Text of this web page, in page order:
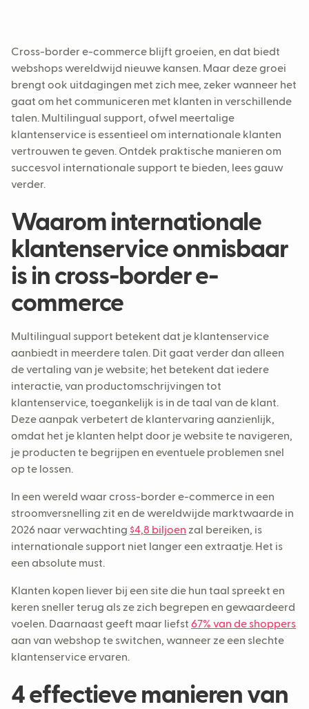
Cross-border e-commerce blijft groeien, en dat biedt
webshops wereldwijd nieuwe kansen. Maar deze groei
brengt ook uitdagingen met zich mee, zeker wanneer het
gaat om het communiceren met klanten in verschillende
talen. Multilingual support, ofwel meertalige
klantenservice is essentieel om internationale klanten
vertrouwen te geven. Ontdek praktische manieren om
succesvol internationale support te bieden, lees gauw
verder.
Waarom internationale
klantenservice onmisbaar
is in cross-border e-
commerce
Multilingual support betekent dat je klantenservice
aanbiedt in meerdere talen. Dit gaat verder dan alleen
de vertaling van je website; het betekent dat iedere
interactie, van productomschrijvingen tot
klantenservice, toegankelijk is in de taal van de klant.
Deze aanpak verbetert de klantervaring aanzienlijk,
omdat het je klanten helpt door je website te navigeren,
je producten te begrijpen en eventuele problemen snel
op te lossen.
In een wereld waar cross-border e-commerce in een
stroomversnelling zit en de wereldwijde marktwaarde in
2026 naar verwachting $4,8 biljoen zal bereiken, is
internationale support niet langer een extraatje. Het is
een absolute must.
Klanten kopen liever bij een site die hun taal spreekt en
keren sneller terug als ze zich begrepen en gewaardeerd
voelen. Daarnaast geeft maar liefst 67% van de shoppers
aan van webshop te switchen, wanneer ze een slechte
klantenservice ervaren.
4 effectieve manieren van